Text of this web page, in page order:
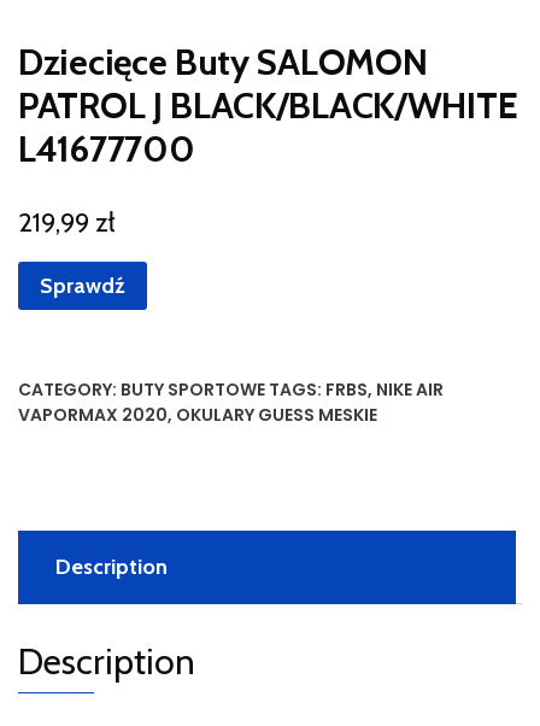
Dziecięce Buty SALOMON
PATROL J BLACK/BLACK/WHITE
L41677700
219,99 zł
Sprawdź
CATEGORY: BUTY SPORTOWE TAGS: FRBS, NIKE AIR
VAPORMAX 2020, OKULARY GUESS MESKIE
Description
Description